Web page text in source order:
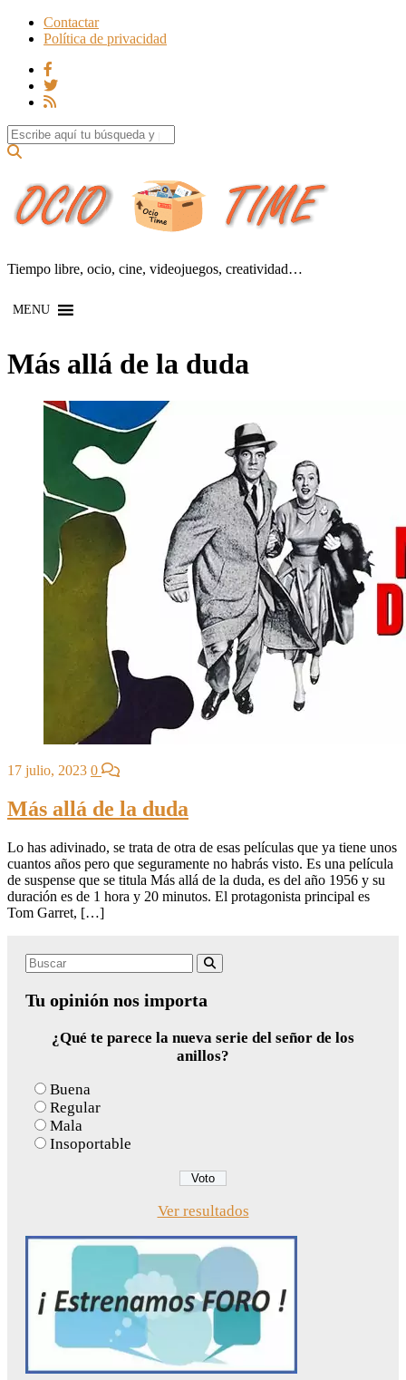
Contactar
Política de privacidad
Search for:
Tiempo libre, ocio, cine, videojuegos, creatividad…
MENU
Más allá de la duda
17 julio, 2023 0
Más allá de la duda
Lo has adivinado, se trata de otra de esas películas que ya tiene unos
cuantos años pero que seguramente no habrás visto. Es una película
de suspense que se titula Más allá de la duda, es del año 1956 y su
duración es de 1 hora y 20 minutos. El protagonista principal es
Tom Garret, […]
Search
Tu opinión nos importa
¿Qué te parece la nueva serie del señor de los
anillos?
Buena
Regular
Mala
Insoportable
Ver resultados